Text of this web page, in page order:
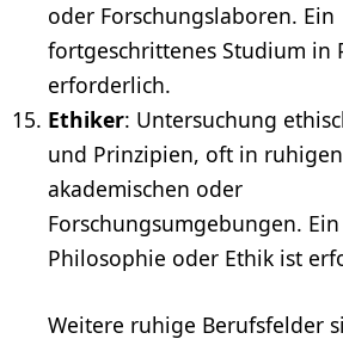
oder Forschungslaboren. Ein
fortgeschrittenes Studium in
erforderlich.
Ethiker: Untersuchung
und Prinzipien, oft in ruhigen
akademischen oder
Forschungsumgebungen.
Philosophie oder Ethik ist
Weitere ruhige Berufsfelder